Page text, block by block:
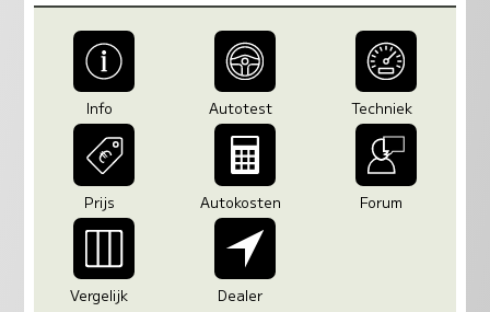
Info Autotest Techniek
Prijs Autokosten Forum
Vergelijk Dealer